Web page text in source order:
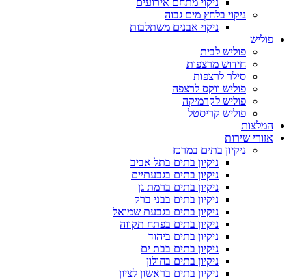
ניקוי מתחם אירועים
ניקוי בלחץ מים גבוה
ניקוי אבנים משתלבות
פוליש
פוליש לבית
חידוש מרצפות
סילר לרצפות
פוליש ווקס לרצפה
פוליש לקרמיקה
פוליש קריסטל
המלצות
אזורי שירות
ניקיון בתים במרכז
ניקיון בתים בתל אביב
ניקיון בתים בגבעתיים
ניקיון בתים ברמת גן
ניקיון בתים בבני ברק
ניקיון בתים בגבעת שמואל
ניקיון בתים בפתח תקווה
ניקיון בתים ביהוד
ניקיון בתים בבת ים
ניקיון בתים בחולון
ניקיון בתים בראשון לציון